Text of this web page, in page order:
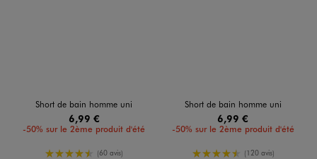
Short de bain homme uni
6,99 €
-50% sur le 2ème produit d'été
4.5/5 de moyenne
(60 avis)
Short de bain homme uni
6,99 €
-50% sur le 2ème produit d'été
4.5/5 de moyenne
(120 avis)